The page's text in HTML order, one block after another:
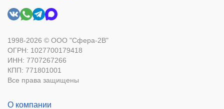
1998-2026 © ООО "Сфера-2В"
ОГРН: 1027700179418
ИНН: 7707267266
КПП: 771801001
Все права защищены
О компании